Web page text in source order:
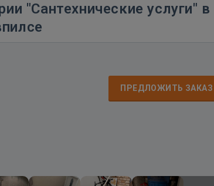
"Сантехнические услуги" в
ПРЕДЛОЖИТЬ ЗАКАЗ